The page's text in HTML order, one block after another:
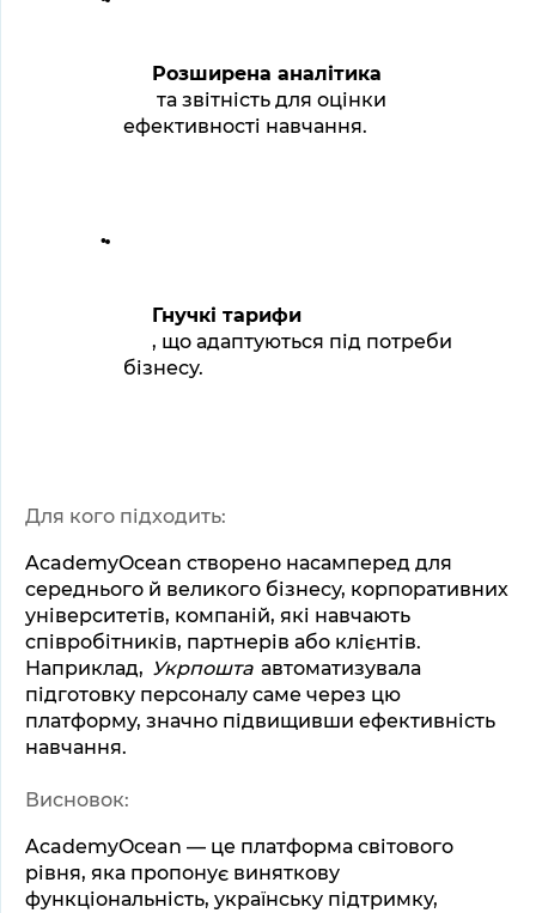
Розширена аналітика
та звітність для оцінки
ефективності навчання.
Гнучкі тарифи
, що адаптуються під потреби
бізнесу.
Для кого підходить:
AcademyOcean створено насамперед для
середнього й великого бізнесу, корпоративних
університетів, компаній, які навчають
співробітників, партнерів або клієнтів.
Наприклад, Укрпошта автоматизувала
підготовку персоналу саме через цю
платформу, значно підвищивши ефективність
навчання.
Висновок:
AcademyOcean — це платформа світового
рівня, яка пропонує виняткову
функціональність, українську підтримку,